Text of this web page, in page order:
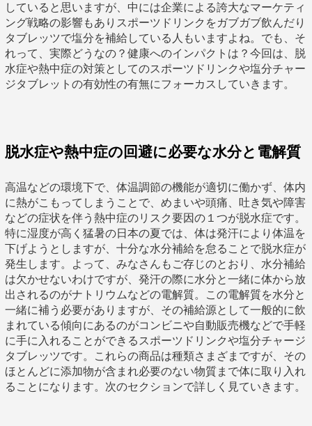
していると思いますが、中には企業による誇大なマーケティ
ング戦略の影響もありスポーツドリンクをガブガブ飲んだり
タブレッツで塩分を補給している人もいますよね。でも、そ
れって、実際どうなの？健康へのインパクトは？今回は、脱
水症や熱中症の対策としてのスポーツドリンクや塩分チャー
ジタブレットの有効性の有無にフォーカスしていきます。
脱水症や熱中症の回避に必要な水分と電解質
高温などの環境下で、体温調節の機能が適切に働かず、体内
に熱がこもってしまうことで、めまいや頭痛、吐き気や障害
などの症状を伴う熱中症のリスク要因の１つが脱水症です。
特に湿度が高く猛暑の日本の夏では、体は発汗により体温を
下げようとしますが、十分な水分補給を怠ることで脱水症が
発生します。よって、みなさんもご存じのとおり、水分補給
は欠かせないわけですが、発汗の際に水分と一緒に体から放
出されるのがナトリウムなどの電解質。この電解質を水分と
一緒に補う必要がありますが、その補給源として一般的に飲
まれている傾向にあるのがコンビニや自動販売機などで手軽
に手に入れることができるスポーツドリンクや塩分チャージ
タブレッツです。これらの商品は種類さまざまですが、その
ほとんどに添加物が含まれ必要のない物質まで体に取り入れ
ることになります。次のセクションで詳しく見ていきます。